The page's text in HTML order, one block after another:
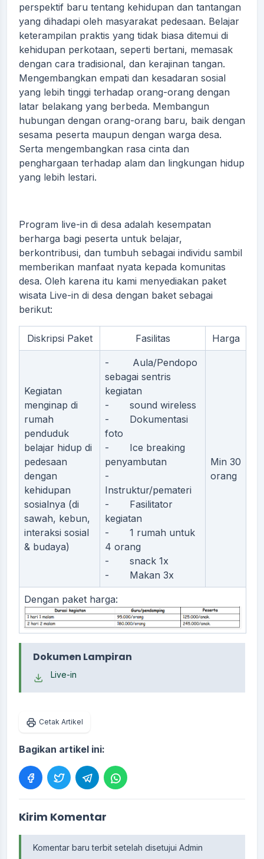
perspektif baru tentang kehidupan dan tantangan
yang dihadapi oleh masyarakat pedesaan. Belajar
keterampilan praktis yang tidak biasa ditemui di
kehidupan perkotaan, seperti bertani, memasak
dengan cara tradisional, dan kerajinan tangan.
Mengembangkan empati dan kesadaran sosial
yang lebih tinggi terhadap orang-orang dengan
latar belakang yang berbeda. Membangun
hubungan dengan orang-orang baru, baik dengan
sesama peserta maupun dengan warga desa.
Serta mengembangkan rasa cinta dan
penghargaan terhadap alam dan lingkungan hidup
yang lebih lestari.
Program live-in di desa adalah kesempatan
berharga bagi peserta untuk belajar,
berkontribusi, dan tumbuh sebagai individu sambil
memberikan manfaat nyata kepada komunitas
desa. Oleh karena itu kami menyediakan paket
wisata Live-in di desa dengan baket sebagai
berikut:
Diskripsi Paket Fasilitas Harga
Kegiatan
menginap di
rumah
penduduk
belajar hidup di
pedesaan
dengan
kehidupan
sosialnya (di
sawah, kebun,
interaksi sosial
& budaya)
- Aula/Pendopo
sebagai sentris
kegiatan
- sound wireless
- Dokumentasi
foto
- Ice breaking
penyambutan
-
Instruktur/pemateri
- Fasilitator
kegiatan
- 1 rumah untuk
4 orang
- snack 1x
- Makan 3x
Min 30
orang
Dengan paket harga:
Dokumen Lampiran
Live-in
Cetak Artikel
Bagikan artikel ini:
Kirim Komentar
Komentar baru terbit setelah disetujui Admin